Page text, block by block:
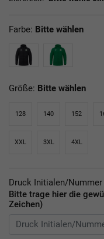
Farbe: Bitte wählen
Größe: Bitte wählen
128 140 152
XXL 3XL 4XL
Druck Initialen/Nummer
Bitte trage hier die
Zeichen)